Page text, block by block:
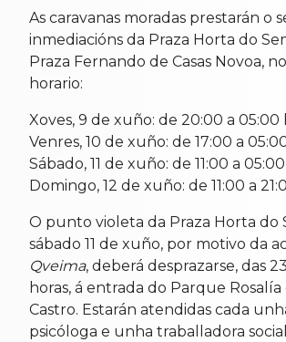
As caravanas moradas prestarán o
inmediacións da Praza Horta do
Praza Fernando de Casas Novoa,
horario:
Xoves, 9 de xuño: de 20:00 a 05:00
Venres, 10 de xuño: de 17:00 a
Sábado, 11 de xuño: de 11:00 a
Domingo, 12 de xuño: de 11:00 a
O punto violeta da Praza Horta do
sábado 11 de xuño, por motivo da
Qveima, deberá desprazarse, das
horas, á entrada do Parque Rosalía
Castro. Estarán atendidas cada
psicóloga e unha traballadora